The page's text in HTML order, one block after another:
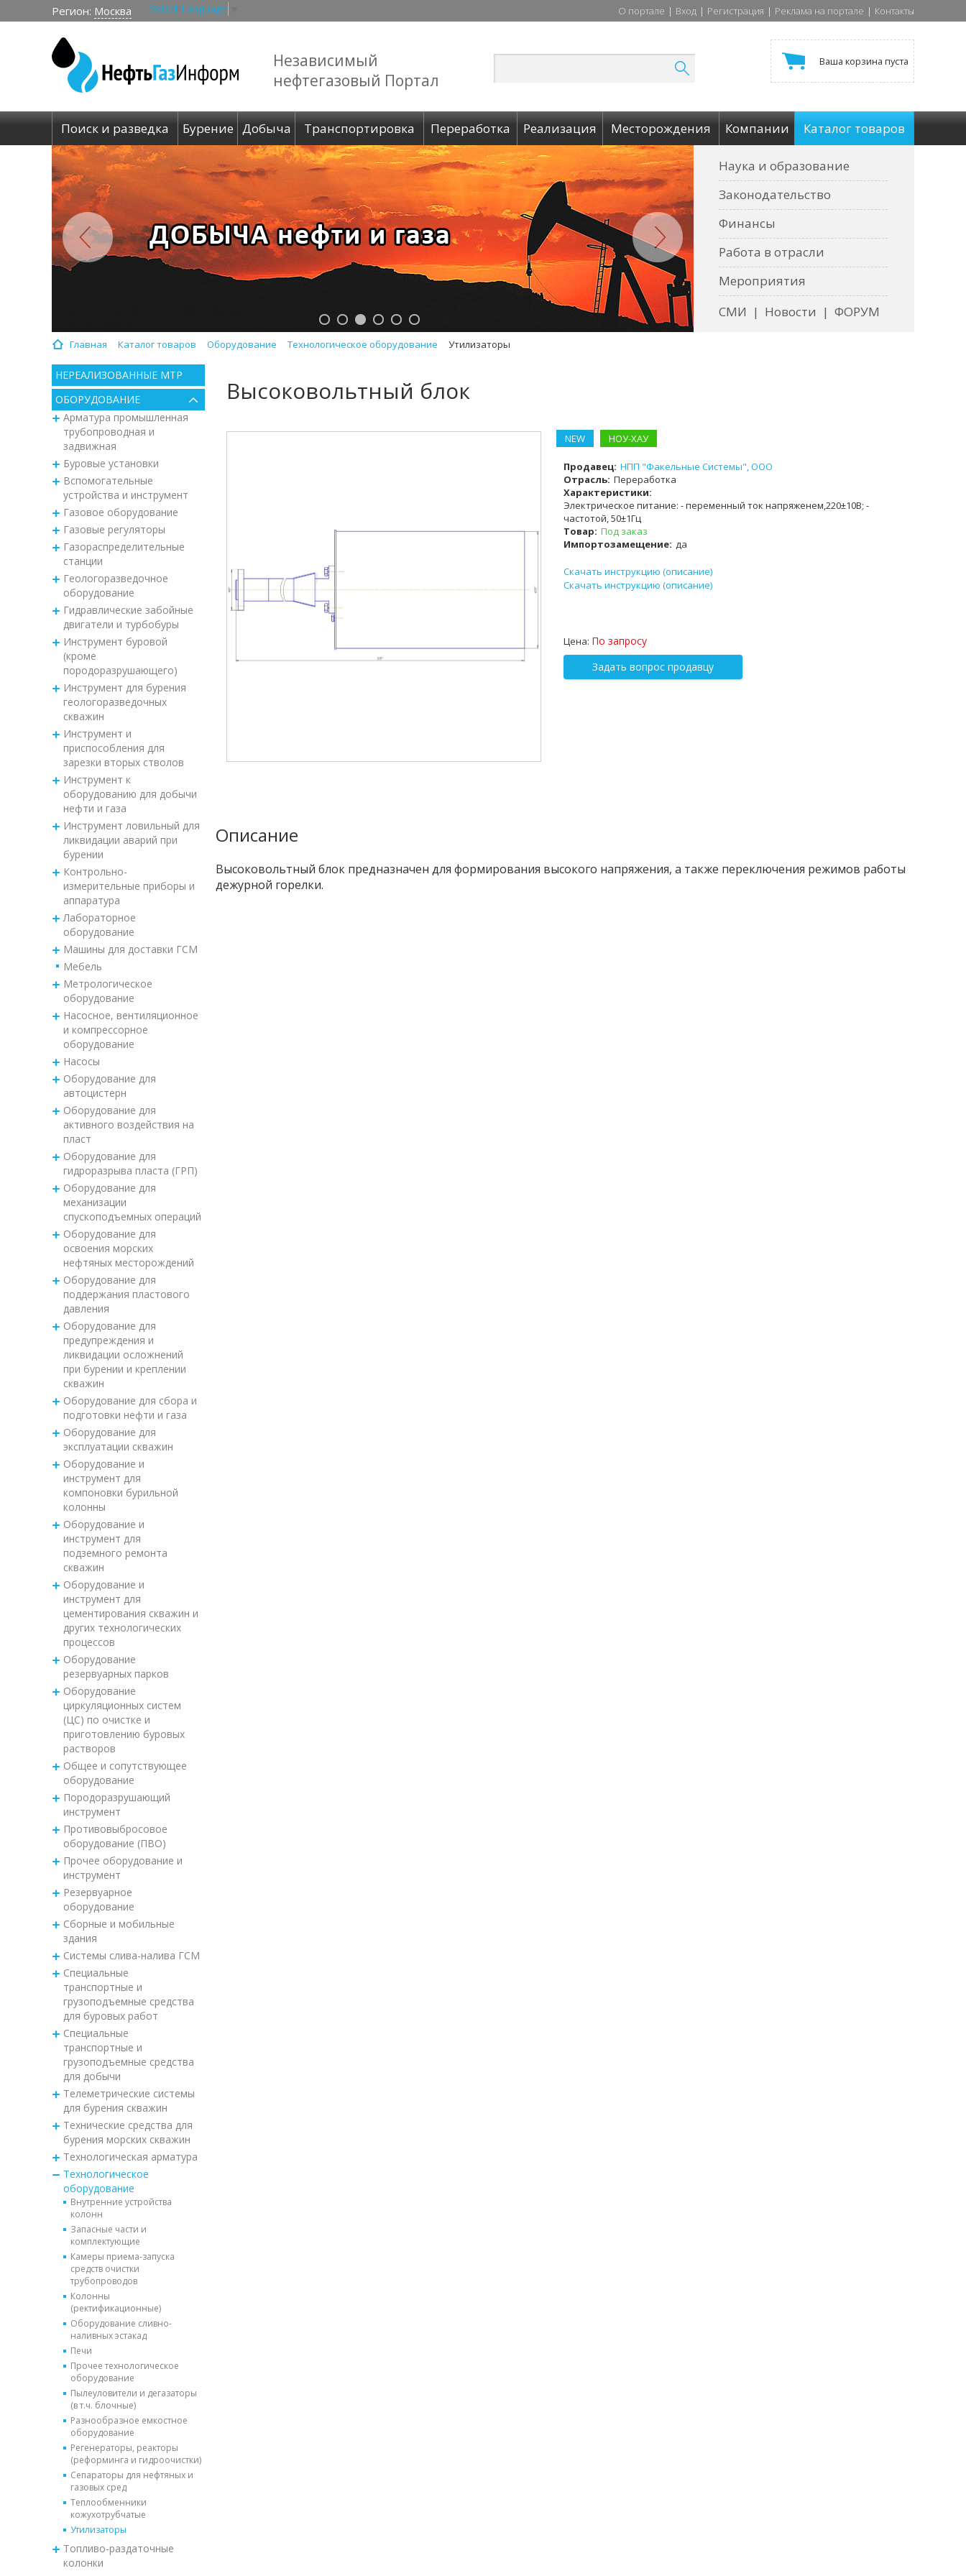
Регион: Москва Select Language О портале | Вход | Регистрация | Реклама на портале | Контакты
Независимый
нефтегазовый Портал
Ваша корзина пуста
Поиск и разведка Бурение Добыча Транспортировка Переработка Реализация Месторождения Компании Каталог товаров
Наука и образование
Законодательство
Финансы
Работа в отрасли
Мероприятия
СМИ | Новости | ФОРУМ
Главная Каталог товаров Оборудование Технологическое оборудование Утилизаторы
НЕРЕАЛИЗОВАННЫЕ МТР
ОБОРУДОВАНИЕ
Арматура промышленная
трубопроводная и
задвижная
Буровые установки
Вспомогательные
устройства и инструмент
Газовое оборудование
Газовые регуляторы
Газораспределительные
станции
Геологоразведочное
оборудование
Гидравлические забойные
двигатели и турбобуры
Инструмент буровой
(кроме
породоразрушающего)
Инструмент для бурения
геологоразведочных
скважин
Инструмент и
приспособления для
зарезки вторых стволов
Инструмент к
оборудованию для добычи
нефти и газа
Инструмент ловильный для
ликвидации аварий при
бурении
Контрольно-
измерительные приборы и
аппаратура
Лабораторное
оборудование
Машины для доставки ГСМ
Мебель
Метрологическое
оборудование
Насосное, вентиляционное
и компрессорное
оборудование
Насосы
Оборудование для
автоцистерн
Оборудование для
активного воздействия на
пласт
Оборудование для
гидроразрыва пласта (ГРП)
Оборудование для
механизации
спускоподъемных операций
Оборудование для
освоения морских
нефтяных месторождений
Оборудование для
поддержания пластового
давления
Оборудование для
предупреждения и
ликвидации осложнений
при бурении и креплении
скважин
Оборудование для сбора и
подготовки нефти и газа
Оборудование для
эксплуатации скважин
Оборудование и
инструмент для
компоновки бурильной
колонны
Оборудование и
инструмент для
подземного ремонта
скважин
Оборудование и
инструмент для
цементирования скважин и
других технологических
процессов
Оборудование
резервуарных парков
Оборудование
циркуляционных систем
(ЦС) по очистке и
приготовлению буровых
растворов
Общее и сопутствующее
оборудование
Породоразрушающий
инструмент
Противовыбросовое
оборудование (ПВО)
Прочее оборудование и
инструмент
Резервуарное
оборудование
Сборные и мобильные
здания
Системы слива-налива ГСМ
Специальные
транспортные и
грузоподъемные средства
для буровых работ
Специальные
транспортные и
грузоподъемные средства
для добычи
Телеметрические системы
для бурения скважин
Технические средства для
бурения морских скважин
Технологическая арматура
Технологическое
оборудование
Внутренние устройства
колонн
Запасные части и
комплектующие
Камеры приема-запуска
средств очистки
трубопроводов
Колонны
(ректификационные)
Оборудование сливно-
наливных эстакад
Печи
Прочее технологическое
оборудование
Пылеуловители и дегазаторы
(в т.ч. блочные)
Разнообразное емкостное
оборудование
Регенераторы, реакторы
(реформинга и гидроочистки)
Сепараторы для нефтяных и
газовых сред
Теплообменники
кожухотрубчатые
Утилизаторы
Топливо-раздаточные
колонки
Высоковольтный блок
NEW НОУ-ХАУ
Продавец: НПП "Факельные Системы", ООО
Отрасль: Переработка
Характеристики:
Электрическое питание: - переменный ток напряженем,220±10В; -
частотой, 50±1Гц
Товар: Под заказ
Импортозамещение: да
Скачать инструкцию (описание)
Скачать инструкцию (описание)
Цена: По запросу
Задать вопрос продавцу
Описание
Высоковольтный блок предназначен для формирования высокого напряжения, а также переключения режимов работы
дежурной горелки.